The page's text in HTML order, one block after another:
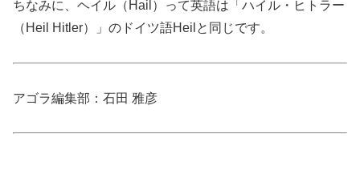
ちなみに、ヘイル（Hail）って英語は「ハイル・ヒトラー
（Heil Hitler）」のドイツ語Heilと同じです。
アゴラ編集部：石田 雅彦